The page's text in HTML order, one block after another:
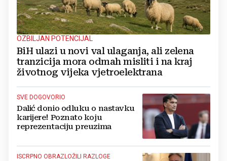
OZBILJAN POTENCIJAL
BiH ulazi u novi val ulaganja, ali zelena
tranzicija mora odmah misliti i na kraj
životnog vijeka vjetroelektrana
SVE DOGOVORIO
Dalić donio odluku o nastavku
karijere! Poznato koju
reprezentaciju preuzima
ISCRPNO OBRAZLOŽILI RAZLOGE